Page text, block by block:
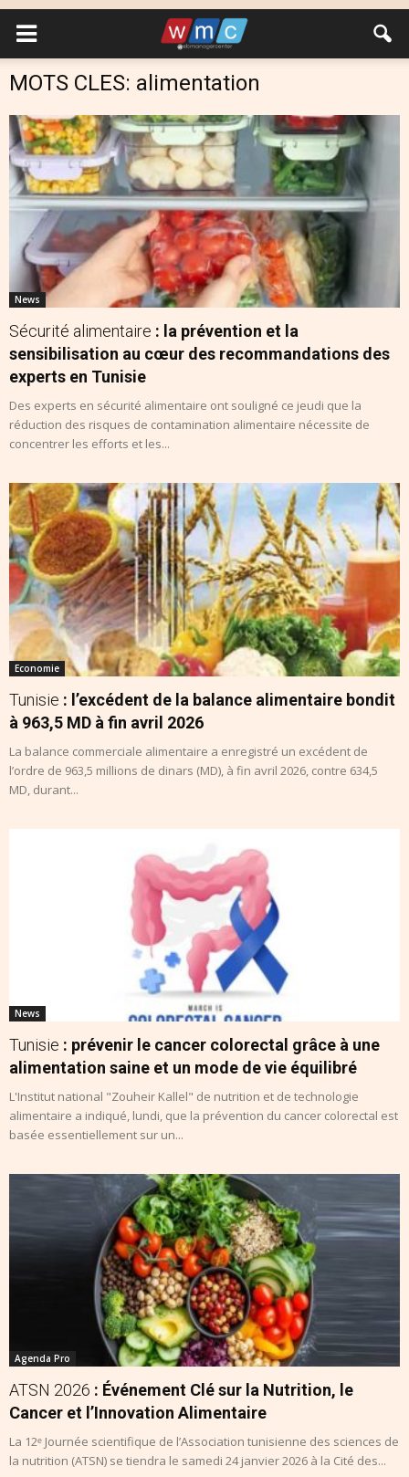
MOTS CLES: alimentation
News
Sécurité alimentaire : la prévention et la
sensibilisation au cœur des recommandations des
experts en Tunisie
Des experts en sécurité alimentaire ont souligné ce jeudi que la
réduction des risques de contamination alimentaire nécessite de
concentrer les efforts et les...
Economie
Tunisie : l’excédent de la balance alimentaire bondit
à 963,5 MD à fin avril 2026
La balance commerciale alimentaire a enregistré un excédent de
l’ordre de 963,5 millions de dinars (MD), à fin avril 2026, contre 634,5
MD, durant...
News
Tunisie : prévenir le cancer colorectal grâce à une
alimentation saine et un mode de vie équilibré
L'Institut national "Zouheir Kallel" de nutrition et de technologie
alimentaire a indiqué, lundi, que la prévention du cancer colorectal est
basée essentiellement sur un...
Agenda Pro
ATSN 2026 : Événement Clé sur la Nutrition, le
Cancer et l’Innovation Alimentaire
La 12ᵉ Journée scientifique de l’Association tunisienne des sciences de
la nutrition (ATSN) se tiendra le samedi 24 janvier 2026 à la Cité des...